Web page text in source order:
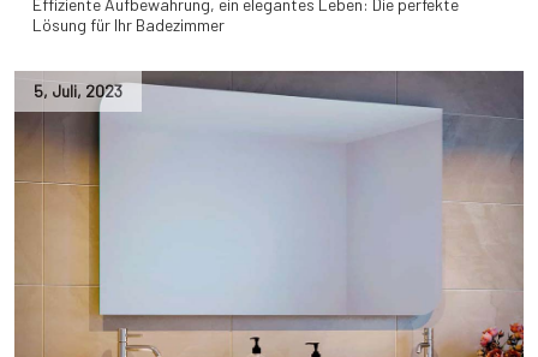
5, Juli, 2023
Effiziente Aufbewahrung, ein elegantes Leben: Die perfekte
Lösung für Ihr Badezimmer